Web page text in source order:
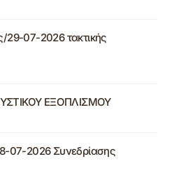
07-2026 τακτικής
ΕΞΟΠΛΙΣΜΟΥ
07-2026 Συνεδρίασης